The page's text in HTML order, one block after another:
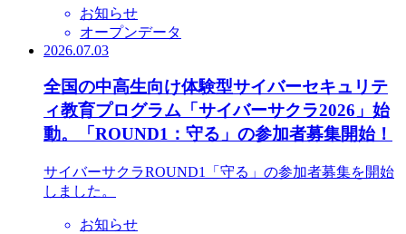
お知らせ
オープンデータ
2026.07.03
全国の中高生向け体験型サイバーセキュリテ
ィ教育プログラム「サイバーサクラ2026」始
動。「ROUND1：守る」の参加者募集開始！
サイバーサクラROUND1「守る」の参加者募集を開始
しました。
お知らせ